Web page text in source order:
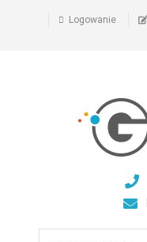
Logowanie